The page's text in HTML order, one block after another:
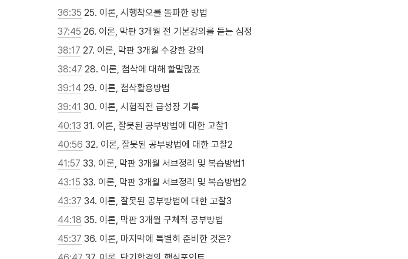
36:35 25. 이론, 시행착오를 돌파한 방법
37:45 26. 이론, 막판 3개월 전 기본강의를 듣는 심정
38:17 27. 이론, 막판 3개월 수강한 강의
38:47 28. 이론, 첨삭에 대해 할말많죠
39:14 29. 이론, 첨삭활용방법
39:41 30. 이론, 시험직전 급성장 기록
40:13 31. 이론, 잘못된 공부방법에 대한 고찰1
40:56 32. 이론, 잘못된 공부방법에 대한 고찰2
41:57 33. 이론, 막판 3개월 서브정리 및 복습방법1
43:15 33. 이론, 막판 3개월 서브정리 및 복습방법2
43:37 34. 이론, 잘못된 공부방법에 대한 고찰3
44:18 35. 이론, 막판 3개월 구체적 공부방법
45:37 36. 이론, 마지막에 특별히 준비한 것은?